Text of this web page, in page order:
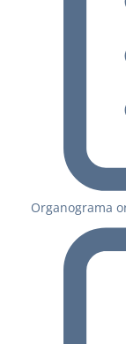
Organograma